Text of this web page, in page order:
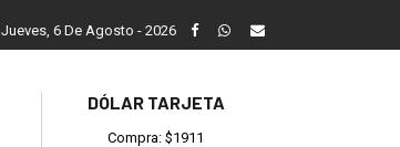
Reino: “Hay bandas muy organizadas y también
Jueves, 6 De Agosto - 2026
DÓLAR TARJETA
Compra: $1911